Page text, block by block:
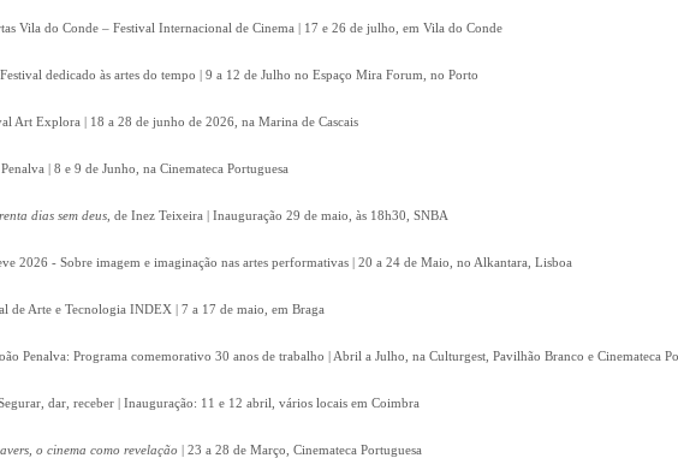
Vila do Conde – Festival Internacional de Cinema | 17 e 26 de julho, em Vila do Conde
dedicado às artes do tempo | 9 a 12 de Julho no Espaço Mira Forum, no Porto
Art Explora | 18 a 28 de junho de 2026, na Marina de Cascais
| 8 e 9 de Junho, na Cinemateca Portuguesa
dias sem deus , de Inez Teixeira | Inauguração 29 de maio, às 18h30, SNBA
2026 - Sobre imagem e imaginação nas artes performativas | 20 a 24 de Maio, no Alkantara, Lisboa
de Arte e Tecnologia INDEX | 7 a 17 de maio, em Braga
Penalva: Programa comemorativo 30 anos de trabalho | Abril a Julho, na Culturgest, Pavilhão Branco e Cinemateca
dar, receber | Inauguração: 11 e 12 abril, vários locais em Coimbra
o cinema como revelação | 23 a 28 de Março, Cinemateca Portuguesa